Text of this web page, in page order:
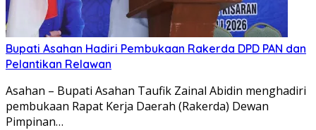
Bupati Asahan Hadiri Pembukaan Rakerda DPD PAN dan
Pelantikan Relawan
Asahan – Bupati Asahan Taufik Zainal Abidin menghadiri
pembukaan Rapat Kerja Daerah (Rakerda) Dewan
Pimpinan…